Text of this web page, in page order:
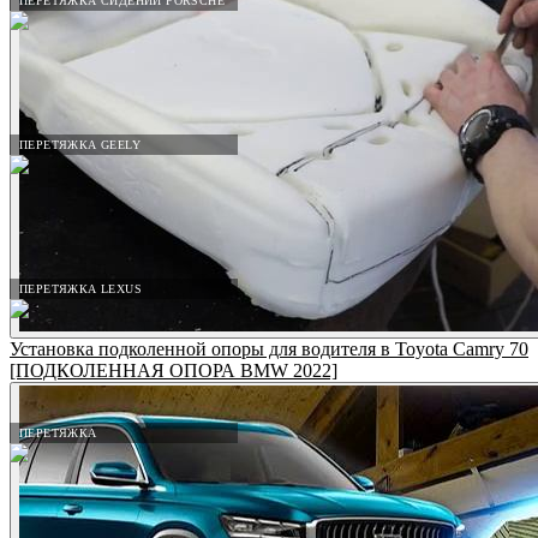
ПЕРЕТЯЖКА GEELY
ПЕРЕТЯЖКА LEXUS
ПЕРЕТЯЖКА
Установка подколенной опоры для водителя в Toyota Camry 70
[ПОДКОЛЕННАЯ ОПОРА BMW 2022]